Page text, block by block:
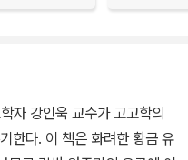
자 강인욱 교수가 고고학의
한다. 이 책은 화려한 황금 유